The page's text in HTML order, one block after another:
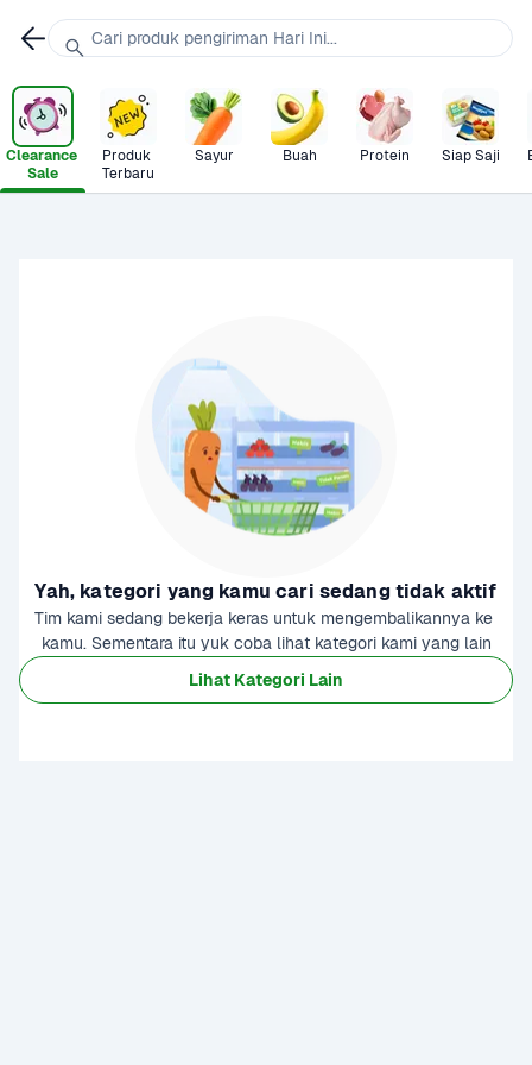
Clearance
Sale
Produk
Terbaru
Sayur Buah Protein Siap Saji
Yah, kategori yang kamu cari sedang tidak aktif
Tim kami sedang bekerja keras untuk mengembalikannya ke
kamu. Sementara itu yuk coba lihat kategori kami yang lain
Lihat Kategori Lain
Cari produk pengiriman Hari Ini...